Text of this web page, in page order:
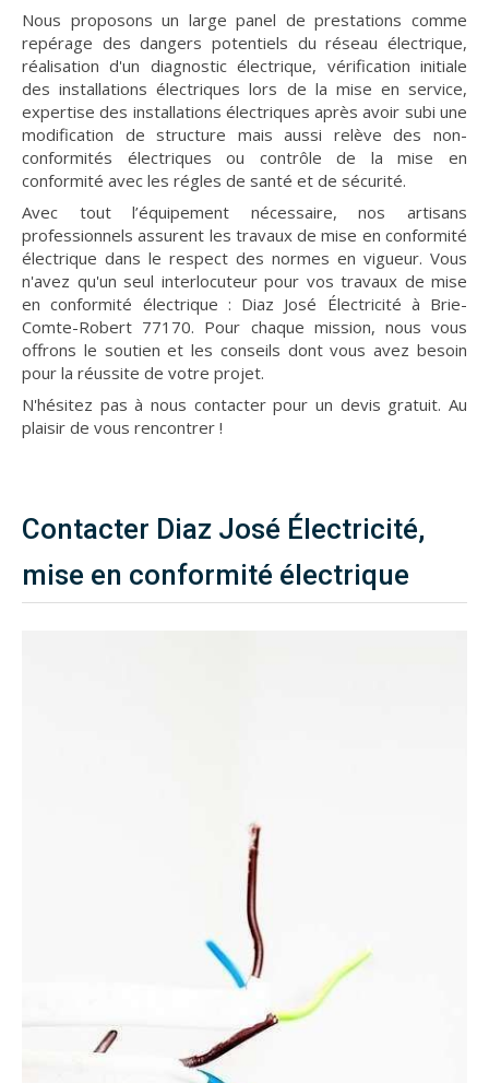
Nous proposons un large panel de prestations comme
repérage des dangers potentiels du réseau électrique,
réalisation d'un diagnostic électrique, vérification initiale
des installations électriques lors de la mise en service,
expertise des installations électriques après avoir subi une
modification de structure mais aussi relève des non-
conformités électriques ou contrôle de la mise en
conformité avec les régles de santé et de sécurité.
Avec tout l’équipement nécessaire, nos artisans
professionnels assurent les travaux de mise en conformité
électrique dans le respect des normes en vigueur. Vous
n'avez qu'un seul interlocuteur pour vos travaux de mise
en conformité électrique : Diaz José Électricité à Brie-
Comte-Robert 77170. Pour chaque mission, nous vous
offrons le soutien et les conseils dont vous avez besoin
pour la réussite de votre projet.
N'hésitez pas à nous contacter pour un devis gratuit. Au
plaisir de vous rencontrer !
Contacter Diaz José Électricité,
mise en conformité électrique